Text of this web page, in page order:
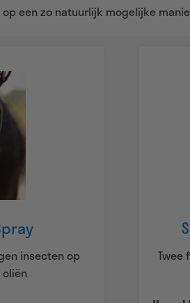
een zo natuurlijk mogelijke
insecten op
Twee